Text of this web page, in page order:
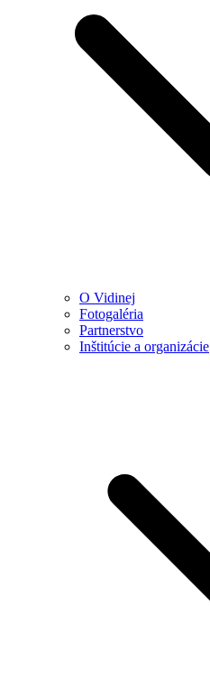
O Vidinej
Fotogaléria
Partnerstvo
Inštitúcie a organizácie